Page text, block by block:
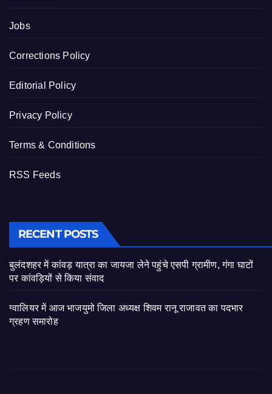
Jobs
Corrections Policy
Editorial Policy
Privacy Policy
Terms & Conditions
RSS Feeds
RECENT POSTS
बुलंदशहर में कांवड़ यात्रा का जायजा लेने पहुंचे एसपी ग्रामीण, गंगा घाटों
पर कांवड़ियों से किया संवाद
ग्वालियर में आज भाजयुमो जिला अध्यक्ष शिवम रानू राजावत का पदभार
ग्रहण समारोह